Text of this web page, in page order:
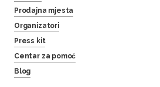
Prodajna mjesta
Organizatori
Press kit
Centar za pomoć
Blog